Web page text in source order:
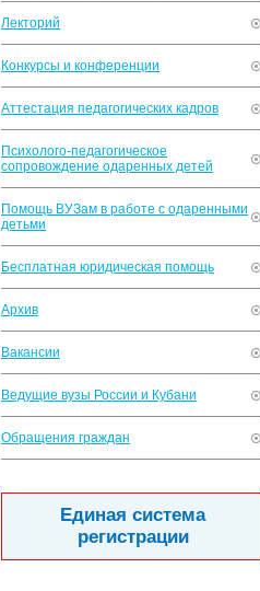
Лекторий
Конкурсы и конференции
Аттестация педагогических кадров
Психолого-педагогическое
сопровождение одаренных детей
Помощь ВУЗам в работе с одаренными
детьми
Бесплатная юридическая помощь
Архив
Вакансии
Ведущие вузы России и Кубани
Обращения граждан
Единая система
регистрации